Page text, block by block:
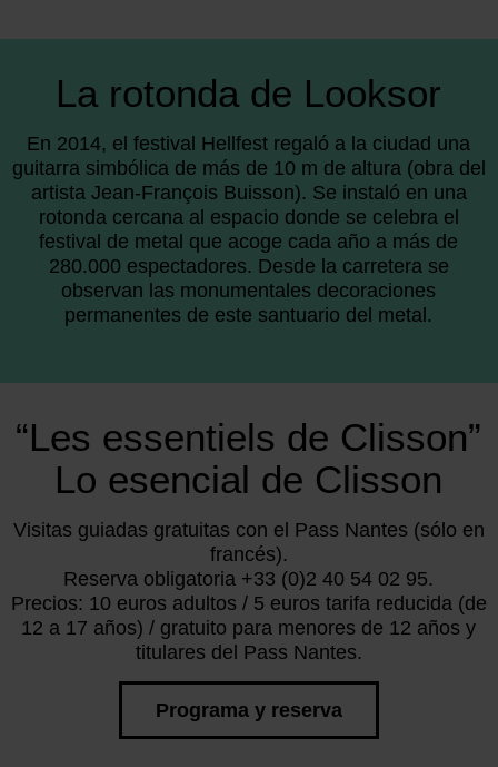
La rotonda de Looksor
En 2014, el festival Hellfest regaló a la ciudad una
guitarra simbólica de más de 10 m de altura (obra del
artista Jean-François Buisson). Se instaló en una
rotonda cercana al espacio donde se celebra el
festival de metal que acoge cada año a más de
280.000 espectadores. Desde la carretera se
observan las monumentales decoraciones
permanentes de este santuario del metal.
“Les essentiels de Clisson”
Lo esencial de Clisson
Visitas guiadas gratuitas con el Pass Nantes (sólo en
francés).
Reserva obligatoria +33 (0)2 40 54 02 95.
Precios: 10 euros adultos / 5 euros tarifa reducida (de
12 a 17 años) / gratuito para menores de 12 años y
titulares del Pass Nantes.
Programa y reserva